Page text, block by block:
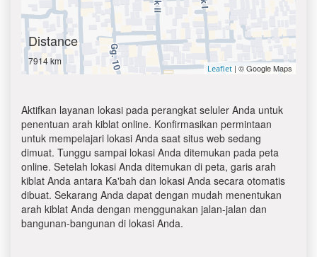
Distance
7914 km
Leaflet | © Google Maps
Aktifkan layanan lokasi pada perangkat seluler Anda untuk
penentuan arah kiblat online. Konfirmasikan permintaan
untuk mempelajari lokasi Anda saat situs web sedang
dimuat. Tunggu sampai lokasi Anda ditemukan pada peta
online. Setelah lokasi Anda ditemukan di peta, garis arah
kiblat Anda antara Ka'bah dan lokasi Anda secara otomatis
dibuat. Sekarang Anda dapat dengan mudah menentukan
arah kiblat Anda dengan menggunakan jalan-jalan dan
bangunan-bangunan di lokasi Anda.